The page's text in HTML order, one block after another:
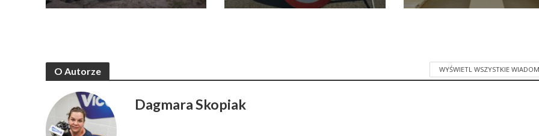
O Autorze WYŚWIETL WSZYSTKIE
Dagmara Skopiak